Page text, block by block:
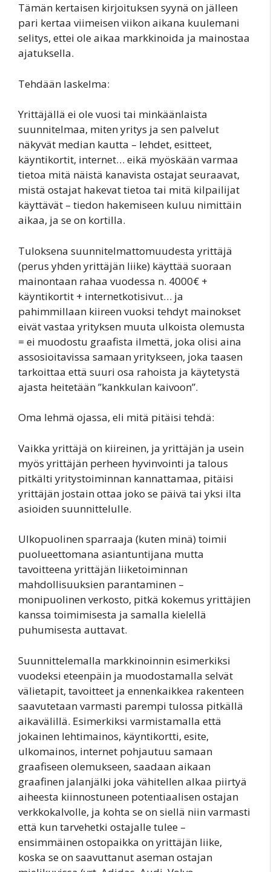
Tämän kertaisen kirjoituksen syynä on jälleen
pari kertaa viimeisen viikon aikana kuulemani
selitys, ettei ole aikaa markkinoida ja mainostaa
ajatuksella.
Tehdään laskelma:
Yrittäjällä ei ole vuosi tai minkäänlaista
suunnitelmaa, miten yritys ja sen palvelut
näkyvät median kautta – lehdet, esitteet,
käyntikortit, internet… eikä myöskään varmaa
tietoa mitä näistä kanavista ostajat seuraavat,
mistä ostajat hakevat tietoa tai mitä kilpailijat
käyttävät – tiedon hakemiseen kuluu nimittäin
aikaa, ja se on kortilla.
Tuloksena suunnitelmattomuudesta yrittäjä
(perus yhden yrittäjän liike) käyttää suoraan
mainontaan rahaa vuodessa n. 4000€ +
käyntikortit + internetkotisivut… ja
pahimmillaan kiireen vuoksi tehdyt mainokset
eivät vastaa yrityksen muuta ulkoista olemusta
= ei muodostu graafista ilmettä, joka olisi aina
assosioitavissa samaan yritykseen, joka taasen
tarkoittaa että suuri osa rahoista ja käytetystä
ajasta heitetään ”kankkulan kaivoon”.
Oma lehmä ojassa, eli mitä pitäisi tehdä:
Vaikka yrittäjä on kiireinen, ja yrittäjän ja usein
myös yrittäjän perheen hyvinvointi ja talous
pitkälti yritystoiminnan kannattamaa, pitäisi
yrittäjän jostain ottaa joko se päivä tai yksi ilta
asioiden suunnittelulle.
Ulkopuolinen sparraaja (kuten minä) toimii
puolueettomana asiantuntijana mutta
tavoitteena yrittäjän liiketoiminnan
mahdollisuuksien parantaminen –
monipuolinen verkosto, pitkä kokemus yrittäjien
kanssa toimimisesta ja samalla kielellä
puhumisesta auttavat.
Suunnittelemalla markkinoinnin esimerkiksi
vuodeksi eteenpäin ja muodostamalla selvät
välietapit, tavoitteet ja ennenkaikkea rakenteen
saavutetaan varmasti parempi tulossa pitkällä
aikavälillä. Esimerkiksi varmistamalla että
jokainen lehtimainos, käyntikortti, esite,
ulkomainos, internet pohjautuu samaan
graafiseen olemukseen, saadaan aikaan
graafinen jalanjälki joka vähitellen alkaa piirtyä
aiheesta kiinnostuneen potentiaalisen ostajan
verkkokalvolle, ja kohta se on siellä niin varmasti
että kun tarvehetki ostajalle tulee –
ensimmäinen ostopaikka on yrittäjän liike,
koska se on saavuttanut aseman ostajan